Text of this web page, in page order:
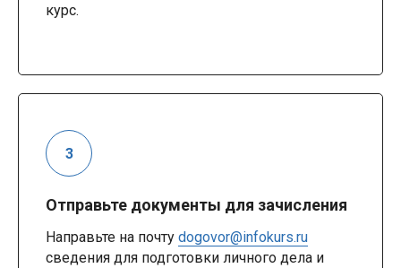
курс.
Отправьте документы для зачисления
Направьте на почту dogovor@infokurs.ru
сведения для подготовки личного дела и